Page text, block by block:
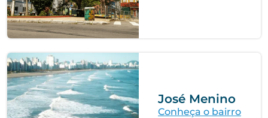
José Menino
Conheça o bairro